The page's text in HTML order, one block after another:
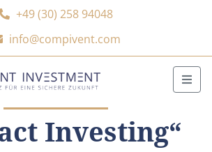
+49 (30) 258 94048
info@compivent.com
Investing“